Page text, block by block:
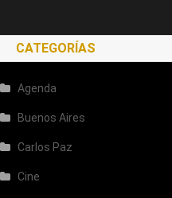
CATEGORÍAS
Agenda
Buenos Aires
Carlos Paz
Cine